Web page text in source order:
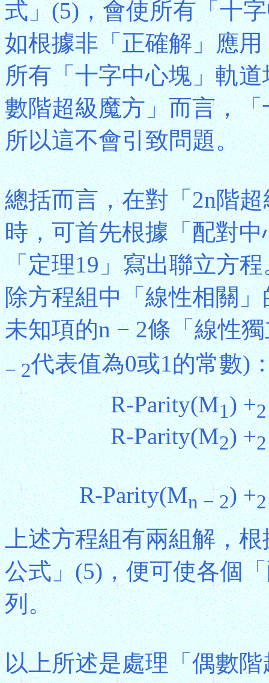
式」(5)，會使所有「十
如根據非「正確解」應
所有「十字中心塊」軌
數階超級魔方」而言，
所以這不會引致問題。
總括而言，在對「2n階
時，可首先根據「配對
「定理19」寫出聯立方
除方程組中「線性相關
未知項的n − 2條「線性
− 2代表值為0或1的常數)
R-Parity(M1) +2
R-Parity(M2) +2
R-Parity(Mn − 2) +2
上述方程組有兩組解，
公式」(5)，便可使各個
列。
以上所述是處理「偶數